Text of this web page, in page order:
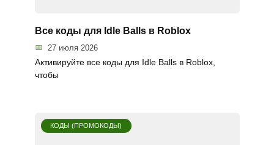
Все коды для Idle Balls в Roblox
27 июля 2026
Активируйте все коды для Idle Balls в Roblox,
чтобы
КОДЫ (ПРОМОКОДЫ)